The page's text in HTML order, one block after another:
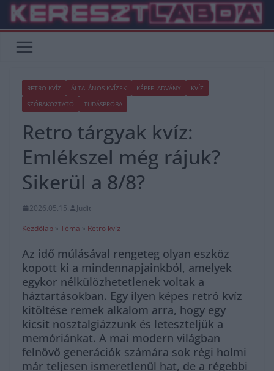
Skip
content
RETRO KVÍZ ÁLTALÁNOS KVÍZEK KÉPFELADVÁNY
KVÍZ
SZÓRAKOZTATÓ
TUDÁSPRÓBA
Retro tárgyak kvíz:
Emlékszel még rájuk?
Sikerül a 8/8?
2026.05.15.
Judit
Kezdőlap » Téma » Retro kvíz
Az idő múlásával rengeteg olyan eszköz
kopott ki a mindennapjainkból, amelyek
egykor nélkülözhetetlenek voltak a
háztartásokban. Egy ilyen képes retró kvíz
kitöltése remek alkalom arra, hogy egy
kicsit nosztalgiázzunk és leteszteljük a
memóriánkat. A mai modern világban
felnövő generációk számára sok régi holmi
már teljesen ismeretlenül hat, de a régebbi